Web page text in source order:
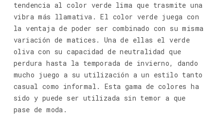
tendencia al color verde lima que trasmite una
vibra más llamativa. El color verde juega con
la ventaja de poder ser combinado con su misma
variación de matices. Una de ellas el verde
oliva con su capacidad de neutralidad que
perdura hasta la temporada de invierno, dando
mucho juego a su utilización a un estilo tanto
casual como informal. Esta gama de colores ha
sido y puede ser utilizada sin temor a que
pase de moda.